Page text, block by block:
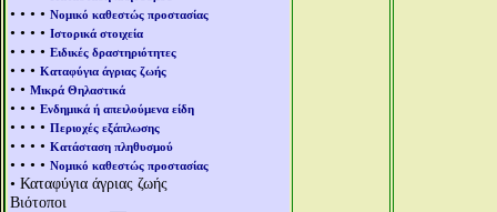
• • • • Νομικό καθεστώς προστασίας
• • • • Ιστορικά στοιχεία
• • • • Ειδικές δραστηριότητες
• • • Καταφύγια άγριας ζωής
• • Μικρά Θηλαστικά
• • • Ενδημικά ή απειλούμενα είδη
• • • • Περιοχές εξάπλωσης
• • • • Κατάσταση πληθυσμού
• • • • Νομικό καθεστώς προστασίας
• Καταφύγια άγριας ζωής
Βιότοποι